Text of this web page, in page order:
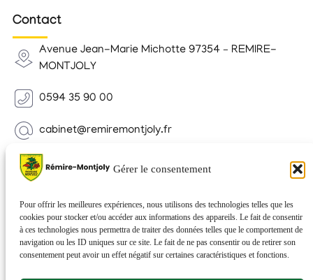
Gérer le consentement
Pour offrir les meilleures expériences, nous utilisons des technologies telles que les
cookies pour stocker et/ou accéder aux informations des appareils. Le fait de consentir
à ces technologies nous permettra de traiter des données telles que le comportement de
navigation ou les ID uniques sur ce site. Le fait de ne pas consentir ou de retirer son
consentement peut avoir un effet négatif sur certaines caractéristiques et fonctions.
Contact
Avenue Jean-Marie Michotte 97354 – REMIRE-
MONTJOLY
0594 35 90 00
cabinet@remiremontjoly.fr
Newsletter
nouvelles de votre commune.